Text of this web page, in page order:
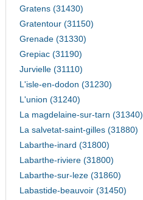
Gratens (31430)
Gratentour (31150)
Grenade (31330)
Grepiac (31190)
Jurvielle (31110)
L'isle-en-dodon (31230)
L'union (31240)
La magdelaine-sur-tarn (31340)
La salvetat-saint-gilles (31880)
Labarthe-inard (31800)
Labarthe-riviere (31800)
Labarthe-sur-leze (31860)
Labastide-beauvoir (31450)